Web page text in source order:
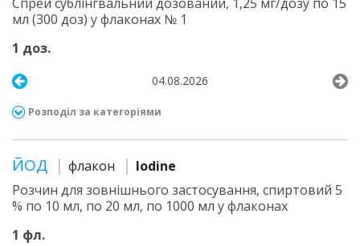
мл (300 доз) у флаконах № 1
1 доз.
04.08.2026
Розподіл за категоріями
ЙОД флакон
Iodine
Розчин для зовнішнього застосування, спиртовий 5
% по 10 мл, по 20 мл, по 1000 мл у флаконах
1 фл.